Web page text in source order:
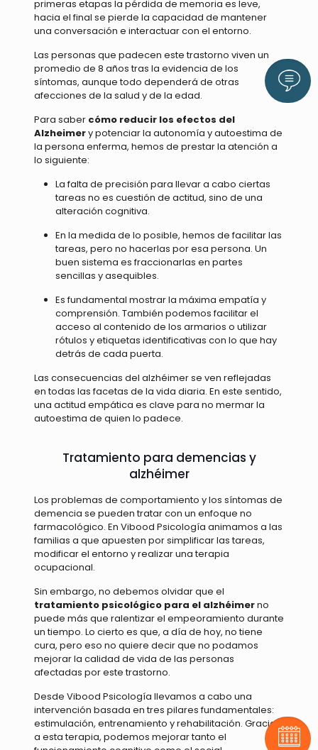
primeras etapas la pérdida de memoria es leve,
hacia el final se pierde la capacidad de mantener
una conversación e interactuar con el entorno.
Las personas que padecen este trastorno viven un
promedio de 8 años tras la evidencia de los
síntomas, aunque todo dependerá de otras
afecciones de la salud y de la edad.
Para saber cómo reducir los efectos del
Alzheimery potenciar la autonomía y autoestima de
la persona enferma, hemos de prestar la atención a
lo siguiente:
La falta de precisión para llevar a cabo ciertas
tareas no es cuestión de actitud, sino de una
alteración cognitiva.
En la medida de lo posible, hemos de facilitar las
tareas, pero no hacerlas por esa persona. Un
buen sistema es fraccionarlas en partes
sencillas y asequibles.
Es fundamental mostrar la máxima empatía y
comprensión. También podemos facilitar el
acceso al contenido de los armarios o utilizar
rótulos y etiquetas identificativas con lo que hay
detrás de cada puerta.
Las consecuencias del alzhéimer se ven reflejadas
en todas las facetas de la vida diaria. En este sentido,
una actitud empática es clave para no mermar la
autoestima de quien lo padece.
Tratamiento para demencias y
alzhéimer
Los problemas de comportamiento y los síntomas de
demencia se pueden tratar con un enfoque no
farmacológico. En Vibood Psicología animamos a las
familias a que apuesten por simplificar las tareas,
modificar el entorno y realizar una terapia
ocupacional.
Sin embargo, no debemos olvidar que el
tratamiento psicológico para el alzhéimerno
puede más que ralentizar el empeoramiento durante
un tiempo. Lo cierto es que, a día de hoy, no tiene
cura, pero eso no quiere decir que no podamos
mejorar la calidad de vida de las personas
afectadas por este trastorno.
Desde Vibood Psicología llevamos a cabo una
intervención basada en tres pilares fundamentales:
estimulación, entrenamiento y rehabilitación. Gracias
a esta terapia, podemos mejorar tanto el
Pide